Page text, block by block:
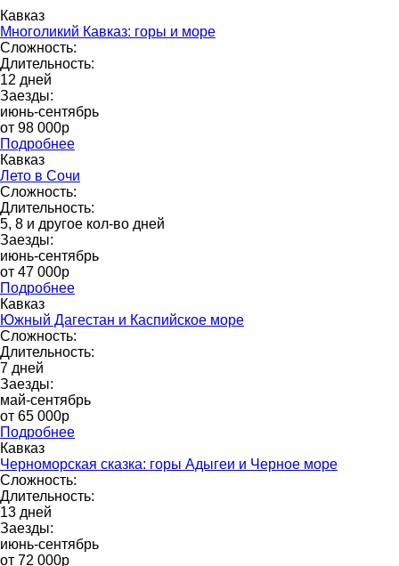
Кавказ
Многоликий Кавказ: горы и море
Сложность:
Длительность:
12 дней
Заезды:
июнь-сентябрь
от 98 000p
Подробнее
Кавказ
Лето в Сочи
Сложность:
Длительность:
5, 8 и другое кол-во дней
Заезды:
июнь-сентябрь
от 47 000р
Подробнее
Кавказ
Южный Дагестан и Каспийское море
Сложность:
Длительность:
7 дней
Заезды:
май-сентябрь
от 65 000p
Подробнее
Кавказ
Черноморская сказка: горы Адыгеи и Черное море
Сложность:
Длительность:
13 дней
Заезды:
июнь-сентябрь
от 72 000p